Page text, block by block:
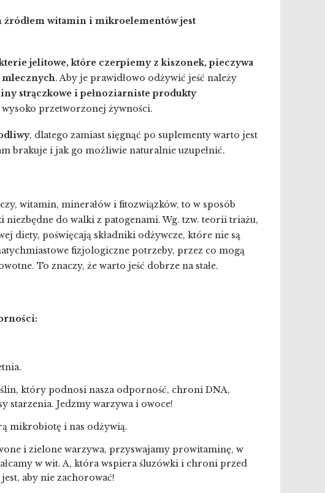
źródłem witamin i mikroelementów jest
jelitowe, które czerpiemy z kiszonek, pieczywa
mlecznych. Aby je prawidłowo odżywić jeść należy
strączkowe i pełnoziarniste produkty
przetworzonej żywności.
, dlatego zamiast sięgnąć po suplementy warto jest
brakuje i jak go możliwie naturalnie uzupełnić.
witamin, minerałów i fitozwiązków, to w sposób
do walki z patogenami. Wg. tzw. teorii triażu,
diety, poświęcają składniki odżywcze, które nie są
fizjologiczne potrzeby, przez co mogą
To znaczy, że warto jeść dobrze na stałe.
który podnosi nasza odporność, chroni DNA,
starzenia. Jedzmy warzywa i owoce!
mikrobiotę i nas odżywią.
i zielone warzywa, przyswajamy prowitaminę, w
w wit. A, która wspiera śluzówki i chroni przed
aby nie zachorować!